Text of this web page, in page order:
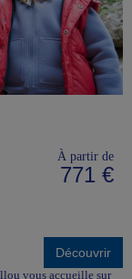
À partir de
771 €
Découvrir
vous accueille sur